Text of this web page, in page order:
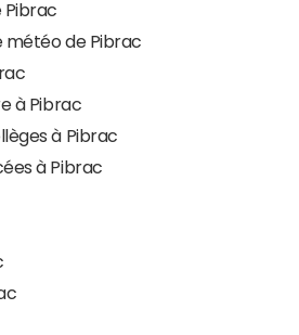
Pibrac
météo de Pibrac
à Pibrac
à Pibrac
à Pibrac